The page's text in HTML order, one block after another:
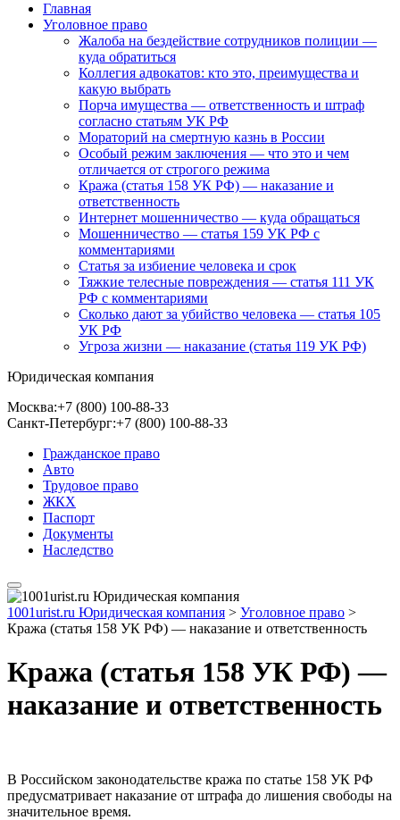
Главная
Уголовное право
Жалоба на бездействие сотрудников полиции —
куда обратиться
Коллегия адвокатов: кто это, преимущества и
какую выбрать
Порча имущества — ответственность и штраф
согласно статьям УК РФ
Мораторий на смертную казнь в России
Особый режим заключения — что это и чем
отличается от строгого режима
Кража (статья 158 УК РФ) — наказание и
ответственность
Интернет мошенничество — куда обращаться
Мошенничество — статья 159 УК РФ с
комментариями
Статья за избиение человека и срок
Тяжкие телесные повреждения — статья 111 УК
РФ с комментариями
Сколько дают за убийство человека — статья 105
УК РФ
Угроза жизни — наказание (статья 119 УК РФ)
Юридическая компания
Москва:+7 (800) 100-88-33
Санкт-Петербург:+7 (800) 100-88-33
Гражданское право
Авто
Трудовое право
ЖКХ
Паспорт
Документы
Наследство
1001urist.ru Юридическая компания > Уголовное право >
Кража (статья 158 УК РФ) — наказание и ответственность
Кража (статья 158 УК РФ) —
наказание и ответственность
В Российском законодательстве кража по статье 158 УК РФ
предусматривает наказание от штрафа до лишения свободы на
значительное время.